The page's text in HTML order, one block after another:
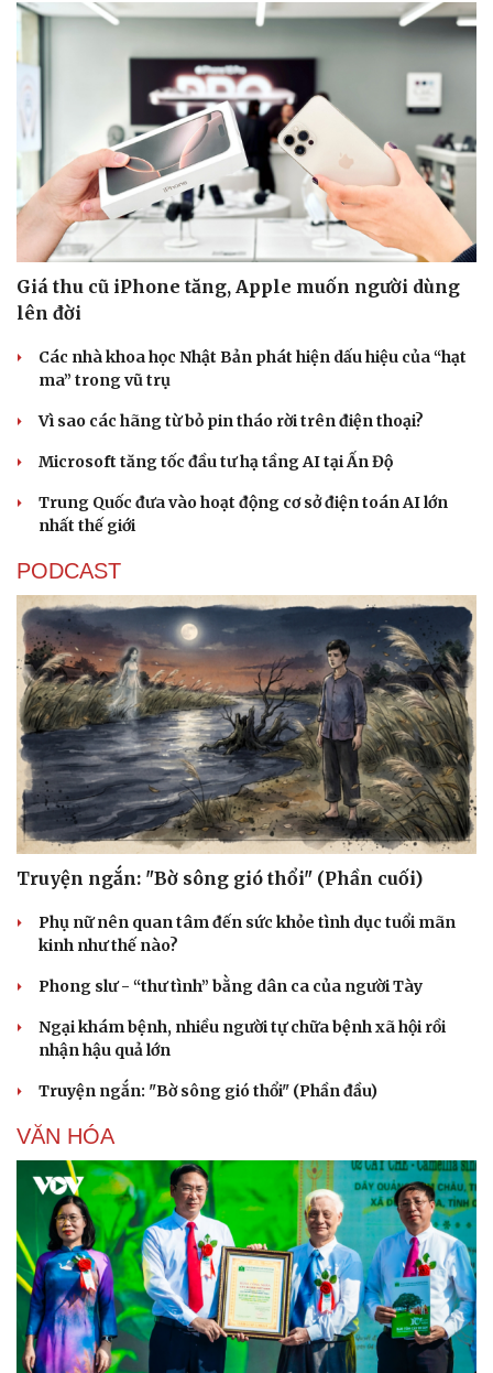
Cải chính
Giá thu cũ iPhone tăng, Apple muốn người dùng
lên đời
Các nhà khoa học Nhật Bản phát hiện dấu hiệu của “hạt
ma” trong vũ trụ
Vì sao các hãng từ bỏ pin tháo rời trên điện thoại?
Microsoft tăng tốc đầu tư hạ tầng AI tại Ấn Độ
Trung Quốc đưa vào hoạt động cơ sở điện toán AI lớn
nhất thế giới
PODCAST
Truyện ngắn: "Bờ sông gió thổi" (Phần cuối)
Phụ nữ nên quan tâm đến sức khỏe tình dục tuổi mãn
kinh như thế nào?
Phong slư - “thư tình” bằng dân ca của người Tày
Ngại khám bệnh, nhiều người tự chữa bệnh xã hội rồi
nhận hậu quả lớn
Truyện ngắn: "Bờ sông gió thổi" (Phần đầu)
VĂN HÓA